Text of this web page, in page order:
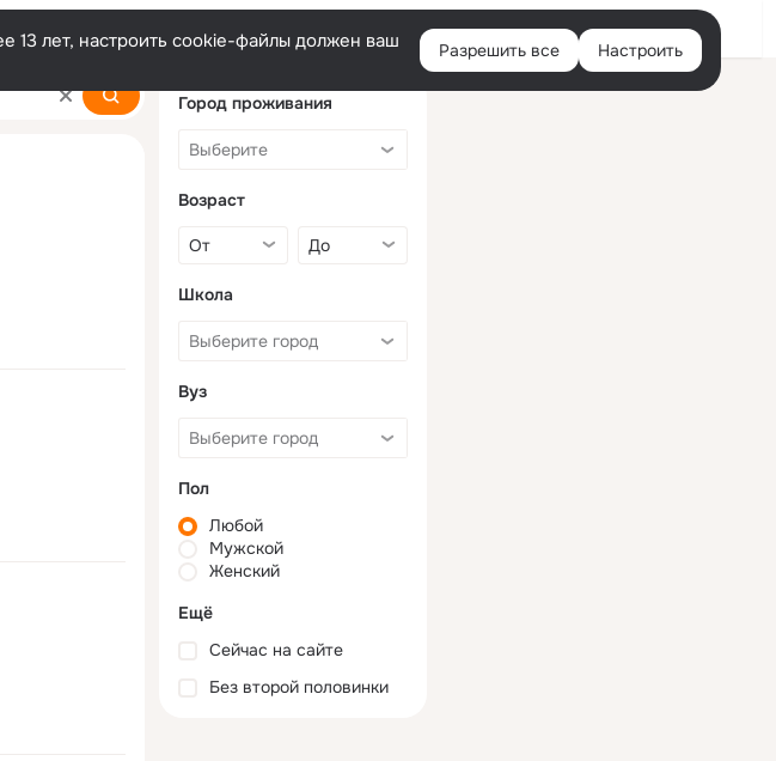
Войти
13 лет, настроить cookie-файлы должен ваш
Разрешить все Настроить
Город проживания
Возраст
Школа
Вуз
Пол
Любой
Мужской
Женский
Ещё
Сейчас на сайте
Без второй половинки